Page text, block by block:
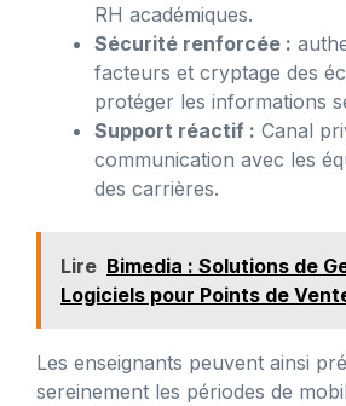
RH académiques.
Sécurité renforcée :
facteurs et cryptage des
protéger les informations
Support réactif : Canal
communication avec les
des carrières.
Lire Bimedia : Solutions de
Logiciels pour Points de
Les enseignants peuvent ainsi
sereinement les périodes de